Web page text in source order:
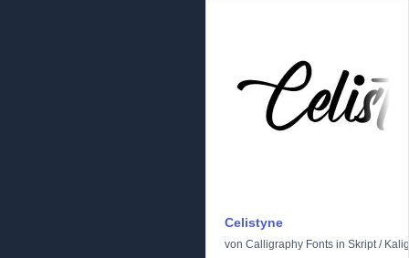
Celistyne
von Calligraphy Fonts in Skript/